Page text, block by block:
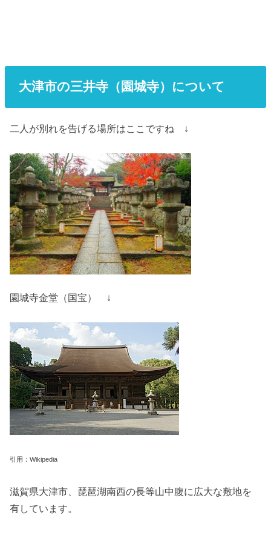
大津市の三井寺（園城寺）について
二人が別れを告げる場所はここですね ↓
園城寺金堂（国宝） ↓
引用：Wikipedia
滋賀県大津市、琵琶湖南西の長等山中腹に広大な敷地を
有しています。